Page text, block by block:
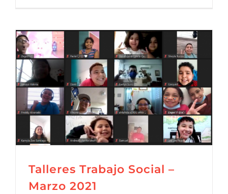
Talleres Trabajo Social –
Marzo 2021